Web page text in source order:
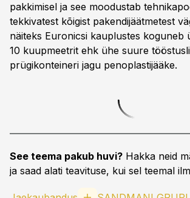
pakkimisel ja see moodustab
tekkivatest kõigist pakendijäätmetest
näiteks Euronicsi kauplustes koguneb
10 kuupmeetrit ehk ühe suure
prügikonteineri jagu penoplastijääke.
See teema pakub huvi? Hakka neid
ja saad alati teavituse, kui sel teemal